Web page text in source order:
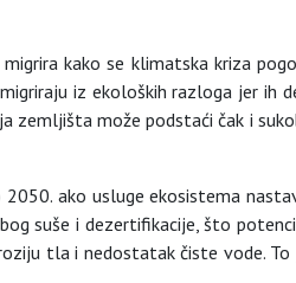
kako se klimatska kriza
iz ekoloških razloga jer ih
može podstaći čak i
ako usluge ekosistema
suše i dezertifikacije, što
tla i nedostatak čiste vode.